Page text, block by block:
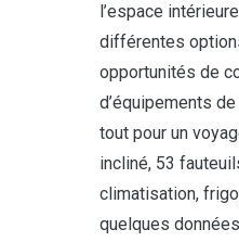
l’espace
différentes
opportunités de
d’équipements
tout pour un
incliné, 53
climatisation,
quelques